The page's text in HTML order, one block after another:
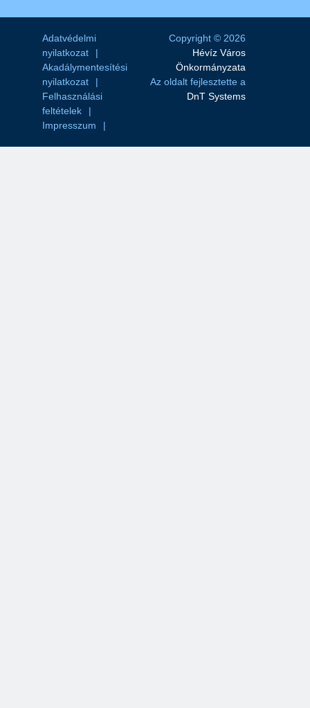
Adatvédelmi
nyilatkozat
Akadálymentesítési
nyilatkozat
Felhasználási
feltételek
Impresszum
Copyright © 2026
Hévíz Város
Önkormányzata
Az oldalt fejlesztette a
DnT Systems